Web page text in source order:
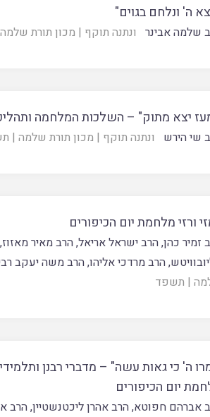
ה' ונלחם בגוים"
שלמה אבינר ונתנה תוקף | מכון תורת שלמה
יצא מתוק" – השלכות המלחמה
שי הירש ונתנה תוקף | מכון תורת שלמה |
ורזי מלחמת יום הכיפורים
זמיר כהן,הרב ישראל אריאל,הרב מאיר מאזוז
,הרב מרדכי אליהו,הרב משה יעקב
| תשפד
ה' כי גאות עשה" – מדברי רבנן
יום הכיפורים
אברהם חפוטא,הרב אהרן ליכטנשטיין,הרב